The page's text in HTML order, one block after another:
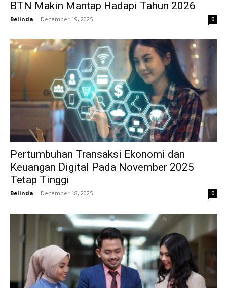
BTN Makin Mantap Hadapi Tahun 2026
Belinda - December 19, 2025 0
Pertumbuhan Transaksi Ekonomi dan
Keuangan Digital Pada November 2025
Tetap Tinggi
Belinda - December 18, 2025 0